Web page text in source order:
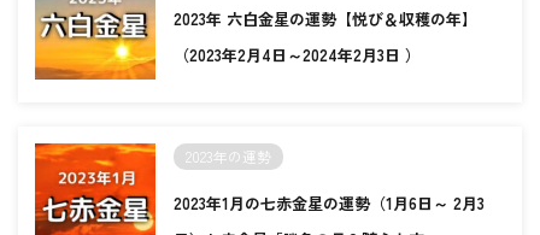
2023年 六白金星の運勢【悦び＆収穫の年】
（2023年2月4日～2024年2月3日 ）
2023年の運勢
2023年1月の七赤金星の運勢（1月6日～ 2月3